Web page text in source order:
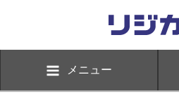
メニュー